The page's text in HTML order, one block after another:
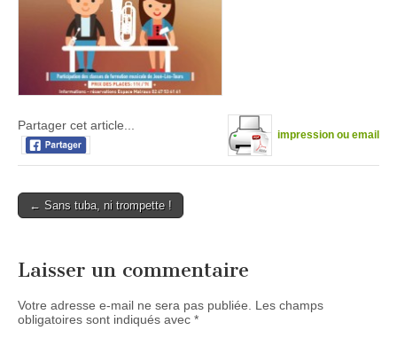
impression ou email
Partager cet article...
Post
← Sans tuba, ni trompette !
Laisser un commentaire
Votre adresse e-mail ne sera pas publiée. Les champs
obligatoires sont indiqués avec *